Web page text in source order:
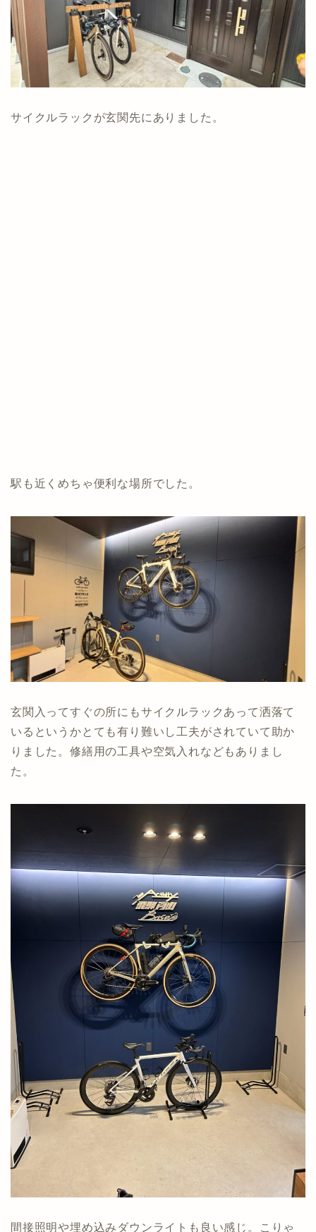
サイクルラックが玄関先にありました。
駅も近くめちゃ便利な場所でした。
玄関入ってすぐの所にもサイクルラックあって洒落て
いるというかとても有り難いし工夫がされていて助か
りました。修繕用の工具や空気入れなどもありまし
た。
間接照明や埋め込みダウンライトも良い感じ。こりゃ